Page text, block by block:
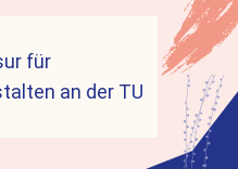
für
an der TU